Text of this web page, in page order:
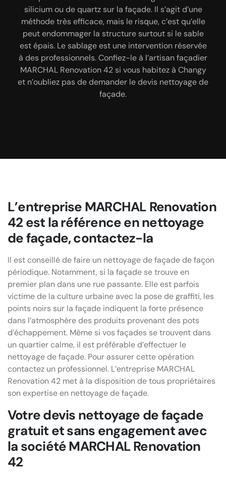
silicium ou de quartz sur la façade. Il s’agit d’une
méthode très efficace, mais le risque, c’est qu’elle
peut endommager la structure surtout si le sable
est épais. Le sablage est une intervention réservée
à des professionnels. Confiez-le à l’artisan façadier
MARCHAL Renovation 42 si vous habitez à Changy
et n’oubliez pas de demander le devis nettoyage de
façade.
entreprise spécialisée pour le nettoyage de façade
depuis des années déjà à Changy 42310 et ses
régions environnantes. Elle peut aussi réaliser un
diagnostic rapide et procéder ensuite à un
traitement anti-mousse. Faites appel à un façadier
spécialiste en traitement hydrofuge de façade pour
exécuter le nettoyage de votre façade.
extérieurs. Pour réaliser l’opération nettoyage de
façade, confiez cela à l’artisan façadier MARCHAL
Renovation 42. Il possède les atouts pour
convaincre les propriétaires de travailler avec lui. Il
est professionnel depuis des années. Il maîtrise les
différentes techniques de nettoyage de façade :
sablage, gommage, hydrogommage, peeling,
ponçage, nettoyage chimique… ou le lavage
L’entreprise MARCHAL Renovation
42 est la référence en nettoyage
de façade, contactez-la
Il est conseillé de faire un nettoyage de façade de façon
périodique. Notamment, si la façade se trouve en
premier plan dans une rue passante. Elle est parfois
victime de la culture urbaine avec la pose de graffiti, les
points noirs sur la façade indiquent la forte présence
dans l’atmosphère des produits provenant des pots
d’échappement. Même si vos façades se trouvent dans
un quartier calme, il est préférable d’effectuer le
nettoyage de façade. Pour assurer cette opération
contactez un professionnel. L’entreprise MARCHAL
Renovation 42 met à la disposition de tous propriétaires
son expertise en nettoyage de façade.
Votre devis nettoyage de façade
gratuit et sans engagement avec
la société MARCHAL Renovation
42